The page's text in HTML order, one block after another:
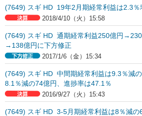
(7649) スギ HD 19年2月期経常利益は2.3％
2018/4/10（火）15:58
(7649) スギ HD 通期経常利益250億円
→138億円に下方修正
2017/1/6（金）15:34
(7649) スギ HD 中間期経常利益は9.3％減
8.1％減の74億円、進捗率は47.1％
2016/9/27（火）15:43
(7649) スギ HD 3-5月期経常利益は8％減の